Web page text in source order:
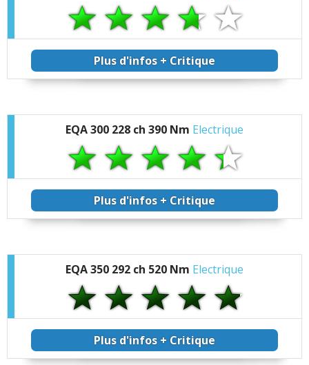
Plus d'infos + Critique
EQA 300 228 ch 390 Nm Electrique
Plus d'infos + Critique
EQA 350 292 ch 520 Nm Electrique
Plus d'infos + Critique